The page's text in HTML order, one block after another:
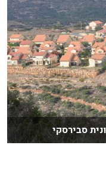
סבירסקי